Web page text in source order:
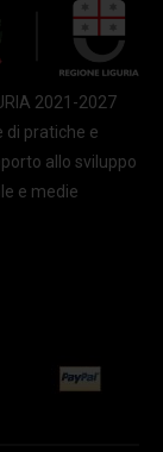
2021-2027
di pratiche e
allo sviluppo
e medie